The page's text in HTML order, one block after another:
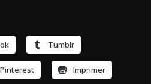
Tumblr
Pinterest Imprimer